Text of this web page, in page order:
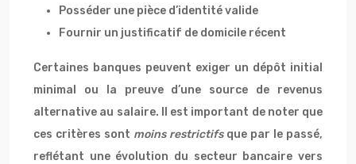
Posséder une pièce d’identité valide
Fournir un justificatif de domicile récent
Certaines banques peuvent exiger un dépôt initial
minimal ou la preuve d’une source de revenus
alternative au salaire. Il est important de noter que
ces critères sont moins restrictifs que par le passé,
reflétant une évolution du secteur bancaire vers